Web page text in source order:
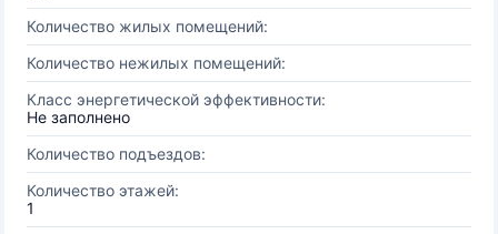
Количество жилых помещений:
Количество нежилых помещений:
Класс энергетической эффективности:
Не заполнено
Количество подъездов:
Количество этажей:
1